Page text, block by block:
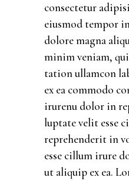
consectetur
eiusmod tempor
dolore magna
minim veniam,
tation ullamcon
ex ea commodo
irurenu dolor in
luptate velit esse
reprehenderit in
esse cillum irure
ut aliquip ex ea.